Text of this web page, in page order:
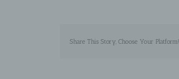
Share This Story, Choose Your Platform!